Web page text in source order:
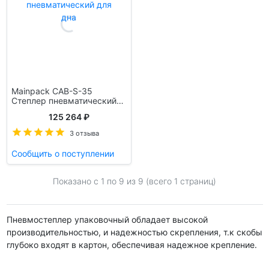
Mainpack CAB-S-35
Степлер пневматический
125 264 ₽
3 отзыва
Сообщить о поступлении
Показано с 1 по 9 из 9 (всего 1 страниц)
Пневмостеплер упаковочный обладает высокой
производительностью, и надежностью скрепления, т.к скобы
глубоко входят в картон, обеспечивая надежное крепление.